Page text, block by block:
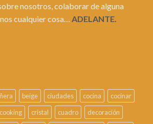
nosotros, colaborar de alguna
cualquier cosa…
ADELANTE.
beige ciudades cocina
cocinar
cooking cristal cuadro
decoración